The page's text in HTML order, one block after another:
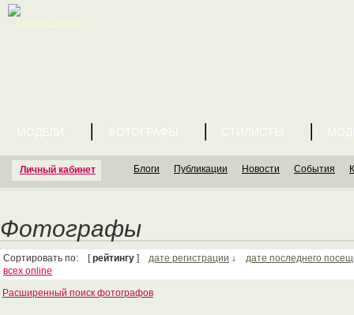
Личный кабинет
МОДЕЛИ ФОТОГРАФЫ СТИЛИСТЫ
Блоги Публикации Новости События
Фотографы
Сортировать по: [рейтингу ] дате регистрации ↓ дате последнего
всех online
Расширенный поиск фотографов